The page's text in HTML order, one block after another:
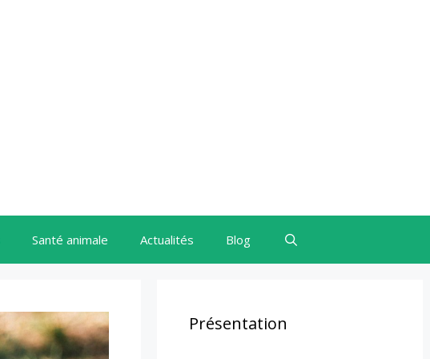
Santé animale Actualités Blog
Présentation